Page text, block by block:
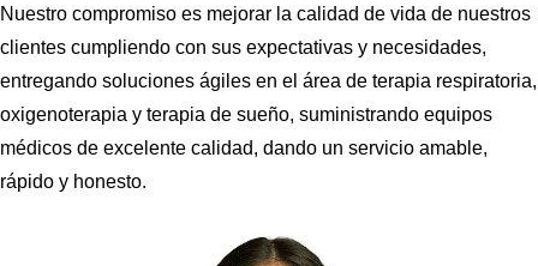
Nuestro compromiso es mejorar la calidad de vida de nuestros
clientes cumpliendo con sus expectativas y necesidades,
entregando soluciones ágiles en el área de terapia respiratoria,
oxigenoterapia y terapia de sueño, suministrando equipos
médicos de excelente calidad, dando un servicio amable,
rápido y honesto.